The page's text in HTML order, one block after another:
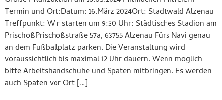
Termin und Ort:Datum: 16.März 2024Ort: Stadtwald Alzenau
Treffpunkt: Wir starten um 9:30 Uhr: Städtisches Stadion am
PrischoßPrischoßstraße 57a, 63755 Alzenau Fürs Navi genau
an dem Fußballplatz parken. Die Veranstaltung wird
voraussichtlich bis maximal 12 Uhr dauern. Wenn möglich
bitte Arbeitshandschuhe und Spaten mitbringen. Es werden
auch Spaten vor Ort […]